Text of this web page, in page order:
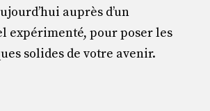
auprès d’un
expérimenté, pour poser les
solides de votre avenir.